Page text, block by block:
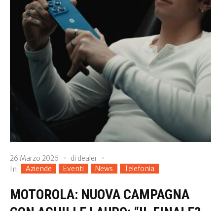
26 Marzo 2026 di dealer
In
Aziende Eventi News Telefonia
MOTOROLA: NUOVA CAMPAGNA